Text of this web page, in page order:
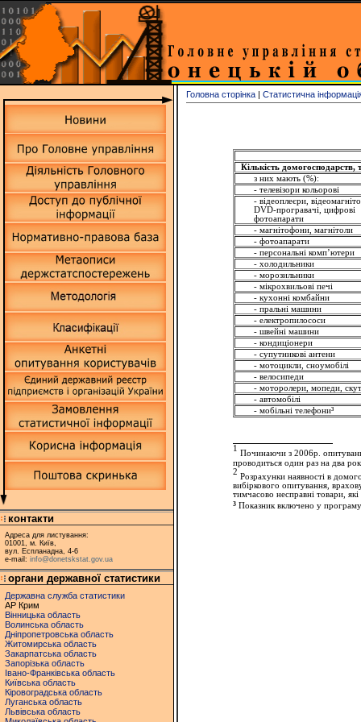
контакти
Адреса для листування:
01001, м. Київ,
вул. Еспланадна, 4-6
e-mail: info@donetskstat.gov.ua
органи державної статистики
Державна служба статистики
АР Крим
Вінницька область
Волинська область
Дніпропетровська область
Житомирська область
Закарпатська область
Запорізька область
Івано-Франківська область
Київська область
Кіровоградська область
Луганська область
Львівська область
Головна сторінка | Статистична
Кількість домогосподарств,
з них мають (%):
- телевізори кольорові
- відеоплеєри,
DVD-програвачі, цифрові
фотоапарати
- магнітофони, магнітоли
- фотоапарати
- персональні комп’ютери
- холодильники
- морозильники
- мікрохвильові печі
- кухонні комбайни
- пральні машини
- електропилососи
- швейні машини
- кондиціонери
- супутникові антени
- мотоцикли, сноумобілі
- велосипеди
- моторолери, мопеди,
- автомобілі
- мобільні телефони³
1
Починаючи з 2006р.
проводиться один раз на два
2
Розрахунки наявності в
вибіркового опитування,
тимчасово несправні товари,
³Показник включено у